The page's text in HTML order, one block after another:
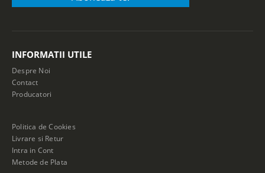
INFORMATII UTILE
Despre Noi
Contact
Producatori
Politica de Cookies
Livrare si Retur
Intra in Cont
Metode de Plata